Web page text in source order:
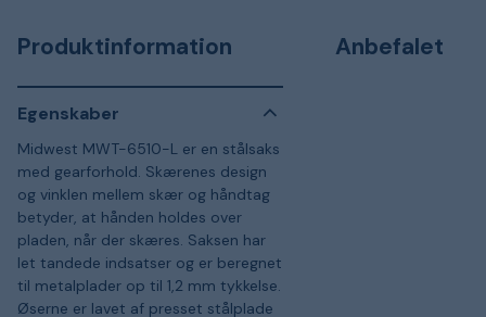
Produktinformation
Egenskaber
Midwest MWT-6510-L er en stålsaks
med gearforhold. Skærenes design
og vinklen mellem skær og håndtag
betyder, at hånden holdes over
pladen, når der skæres. Saksen har
let tandede indsatser og er beregnet
til metalplader op til 1,2 mm tykkelse.
Øserne er lavet af presset stålplade
Anbefalet